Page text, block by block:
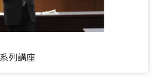
列講座